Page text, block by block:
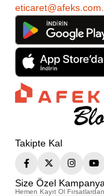
Takipte Kal
Size Özel
Hemen Kayıt Ol